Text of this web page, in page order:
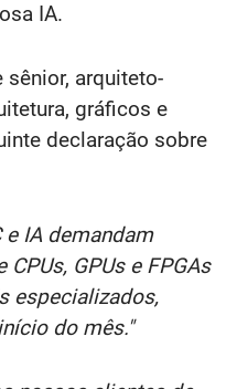
IA.
sênior, arquiteto-
gráficos e
declaração sobre
e IA demandam
GPUs e FPGAs
especializados,
do mês."